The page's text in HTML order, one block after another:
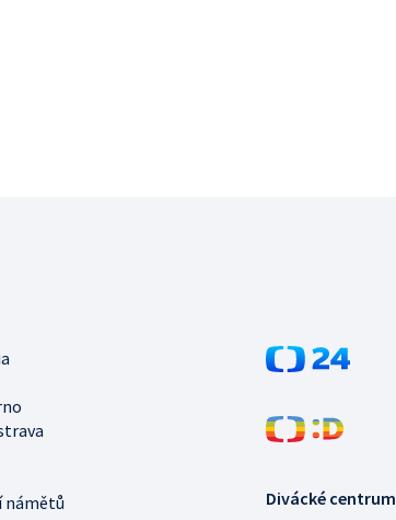
Divácké centrum
námětů